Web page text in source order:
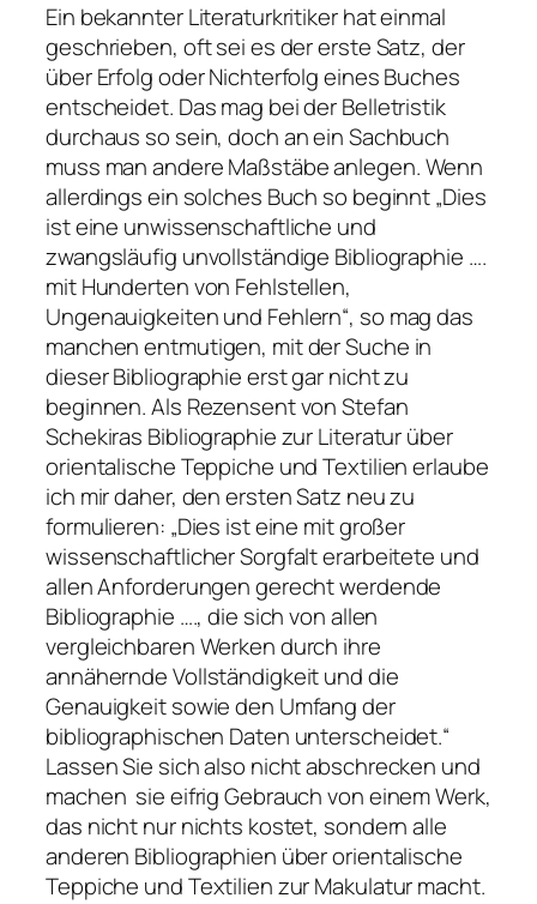
Ein bekannter Literaturkritiker hat einmal
geschrieben, oft sei es der erste Satz, der
über Erfolg oder Nichterfolg eines Buches
entscheidet. Das mag bei der Belletristik
durchaus so sein, doch an ein Sachbuch
muss man andere Maßstäbe anlegen. Wenn
allerdings ein solches Buch so beginnt „Dies
ist eine unwissenschaftliche und
zwangsläufig unvollständige Bibliographie ….
mit Hunderten von Fehlstellen,
Ungenauigkeiten und Fehlern“, so mag das
manchen entmutigen, mit der Suche in
dieser Bibliographie erst gar nicht zu
beginnen. Als Rezensent von Stefan
Schekiras Bibliographie zur Literatur über
orientalische Teppiche und Textilien erlaube
ich mir daher, den ersten Satz neu zu
formulieren: „Dies ist eine mit großer
wissenschaftlicher Sorgfalt erarbeitete und
allen Anforderungen gerecht werdende
Bibliographie …., die sich von allen
vergleichbaren Werken durch ihre
annähernde Vollständigkeit und die
Genauigkeit sowie den Umfang der
bibliographischen Daten unterscheidet.“
Lassen Sie sich also nicht abschrecken und
machen sie eifrig Gebrauch von einem Werk,
das nicht nur nichts kostet, sondern alle
anderen Bibliographien über orientalische
Teppiche und Textilien zur Makulatur macht.